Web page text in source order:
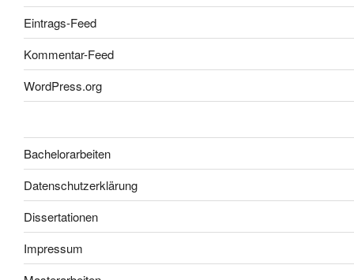
Eintrags-Feed
Kommentar-Feed
WordPress.org
Bachelorarbeiten
Datenschutzerklärung
Dissertationen
Impressum